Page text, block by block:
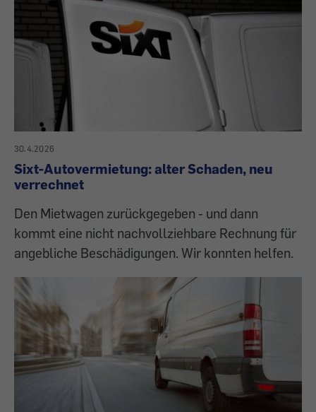
30.4.2026
Sixt-Autovermietung: alter Schaden, neu
verrechnet
Den Mietwagen zurückgegeben - und dann
kommt eine nicht nachvollziehbare Rechnung für
angebliche Beschädigungen. Wir konnten helfen.